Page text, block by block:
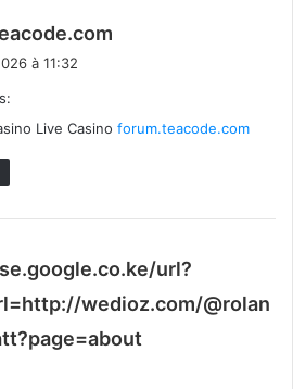
à 11:32
Live Casino forum.teacode.com
url?
wedioz.com/@rolan